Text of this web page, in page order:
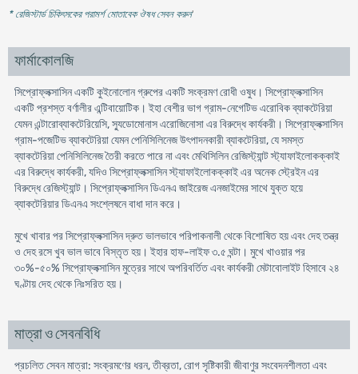
* রেজিস্টার্ড চিকিৎসকের পরামর্শ মোতাবেক ঔষধ সেবন করুন'
ফার্মাকোলজি
সিপ্রোফ্লক্সাসিন একটি কুইনোলোন গ্রুপের একটি সংক্রমণ রোধী ওষুধ। সিপ্রোফ্লক্সাসিন
একটি প্রশস্ত বর্ণালীর এন্টিবায়োটিক। ইহা বেশীর ভাগ গ্রাম-নেগেটিভ এরোবিক ব্যাকটেরিয়া
যেমন এন্টারোব্যাকটেরিয়েসি, স্যুডোমোনাস এরোজিনোসা এর বিরুদ্ধে কার্যকরী। সিপ্রোফ্লক্সাসিন
গ্রাম-পজেটিভ ব্যাকটেরিয়া যেমন পেনিসিলিনেজ উৎপাদনকারী ব্যাকটেরিয়া, যে সমস্ত
ব্যাকটেরিয়া পেনিসিলিনেজ তৈরী করতে পারে না এবং মেথিসিলিন রেজিস্ট্যান্ট স্ট্যাফাইলোকক্কাই
এর বিরুদ্ধে কার্যকরী, যদিও সিপ্রোফ্লক্সাসিন স্ট্যাফাইলোকক্কাই এর অনেক স্ট্রেইন এর
বিরুদ্ধে রেজিস্ট্যান্ট। সিপ্রোফ্লক্সাসিন ডিএনএ জাইরেজ এনজাইমের সাথে যুক্ত হয়ে
ব্যাকটেরিয়ার ডিএনএ সংশ্লেষনে বাধা দান করে।
মুখে খাবার পর সিপ্রোফ্লক্সাসিন দ্রুত ভালভাবে পরিপাকনালী থেকে বিশোষিত হয় এবং দেহ তন্ত্র
ও দেহ রসে খুব ভাল ভাবে বিস্তৃত হয়। ইহার হাফ-লাইফ ৩.৫ ঘন্টা। মুখে খাওয়ার পর
৩০%-৫০% সিপ্রোফ্লক্সাসিন মুত্রের সাথে অপরিবর্তিত এবং কার্যকরী মেটাবোলাইট হিসাবে ২৪
ঘণ্টায় দেহ থেকে নিঃসরিত হয়।
মাত্রা ও সেবনবিধি
প্রচলিত সেবন মাত্রা: সংক্রমণের ধরন, তীব্রতা, রোগ সৃষ্টিকারী জীবাণুর সংবেদনশীলতা এবং